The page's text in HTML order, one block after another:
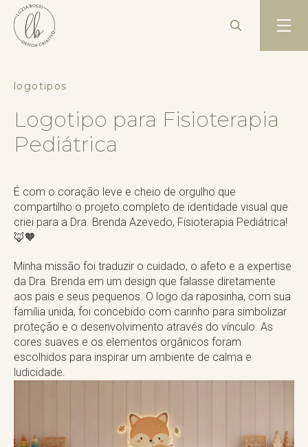
logotipos
Logotipo para Fisioterapia
Pediátrica
É com o coração leve e cheio de orgulho que
compartilho o projeto completo de identidade visual que
criei para a Dra. Brenda Azevedo, Fisioterapia Pediátrica!
🦊🧡
Minha missão foi traduzir o cuidado, o afeto e a expertise
da Dra. Brenda em um design que falasse diretamente
aos pais e seus pequenos. O logo da raposinha, com sua
família unida, foi concebido com carinho para simbolizar
proteção e o desenvolvimento através do vínculo. As
cores suaves e os elementos orgânicos foram
escolhidos para inspirar um ambiente de calma e
ludicidade.